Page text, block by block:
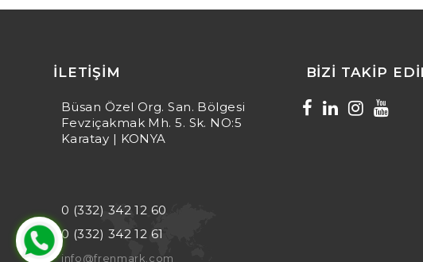
İLETIŞIM
Büsan Özel Org. San. Bölgesi
Fevziçakmak Mh. 5. Sk. NO:5
Karatay | KONYA
0 (332) 342 12 60
0 (332) 342 12 61
info@frenmark.com
BIZI TAKIP